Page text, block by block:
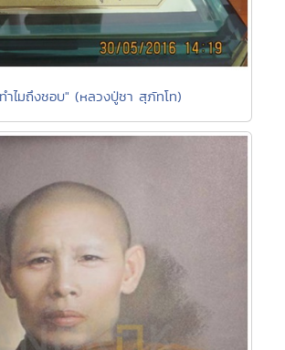
ำไมถึงชอบ" (หลวงปู่ชา สุภัทโท)